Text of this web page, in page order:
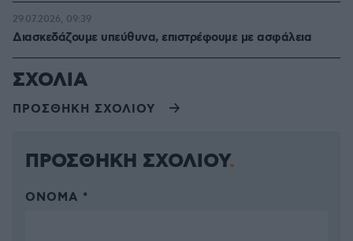
Διασκεδάζουμε υπεύθυνα, επιστρέφουμε με ασφάλεια
29.07.2026, 09:39
ΣΧΟΛΙΑ
ΠΡΟΣΘΗΚΗ ΣΧΟΛΙΟΥ
ΠΡΟΣΘΗΚΗ ΣΧΟΛΙΟΥ
ΌΝΟΜΑ *